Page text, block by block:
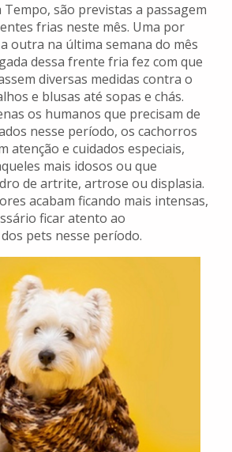
Tempo, são previstas a passagem
frias neste mês. Uma por
outra na última semana do mês
dessa frente fria fez com que
diversas medidas contra o
e blusas até sopas e chás.
os humanos que precisam de
nesse período, os cachorros
atenção e cuidados especiais,
mais idosos ou que
de artrite, artrose ou displasia.
acabam ficando mais intensas,
ficar atento ao
pets nesse período.